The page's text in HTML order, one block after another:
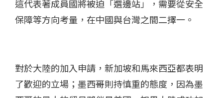
這代表著成員國將被迫「選邊站」，需要從安全
保障等方向考量，在中國與台灣之間二擇一。
對於大陸的加入申請，新加坡和馬來西亞都表明
了歡迎的立場；墨西哥則持慎重的態度，因為墨